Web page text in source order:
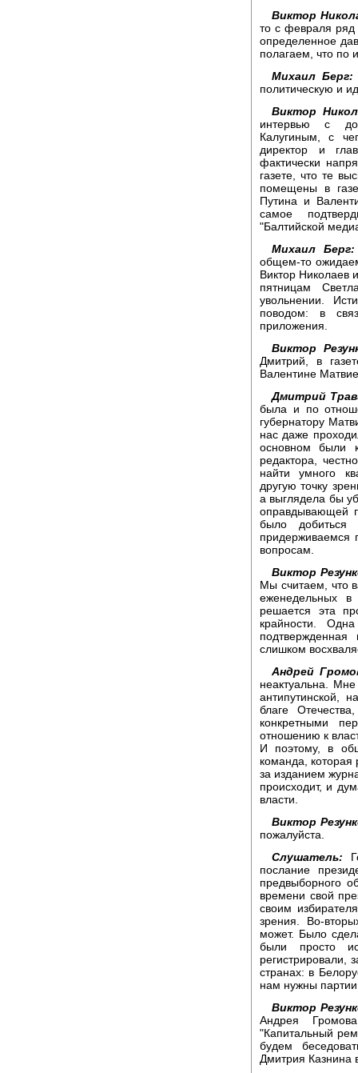
Виктор
то с февраля ряд
определенное
полагаем, что по
Михаил Берг:
политическую и
Виктор
интервью с
Калугиным, с
директор и
фактически
газете, что те
помещены в
Путина и
самое
"Балтийской
Михаил Берг:
общем-то
Виктор Николаев
пятницам
увольнении.
поводом: в
приложения.
Виктор
Дмитрий, в
Валентине
Дмитрий
была и по
губернатору
нас даже
основном были
редактора,
найти умного
другую точку
а выглядела бы
оправдывающей
было
придерживаемся
вопросам.
Виктор
Мы считаем, что
еженедельных
решается эта
крайности.
слишком
Андрей
неактуальна.
антипутинской,
благе
конкретными
отношению к
И поэтому, в
команда,
за изданием
происходит, и
власти.
Виктор
пожалуйста.
Слушатель:
послание
предвыборного
времени свой
своим
зрения. Во-
может. Было
были просто
регистрировали,
странах: в
нам нужны
Виктор
Андрея
"Капитальный
будем
Дмитрия Казнина